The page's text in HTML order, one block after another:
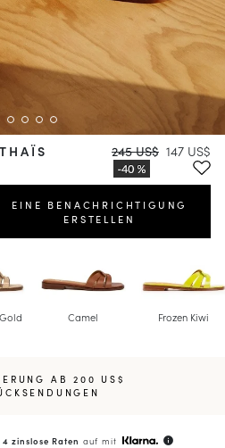
245 US$ 147 US$
EINE BENACHRICHTIGUNG
ERSTELLEN
Camel Frozen Kiwi
AB 200 US$
4 zinslose Raten auf mit info